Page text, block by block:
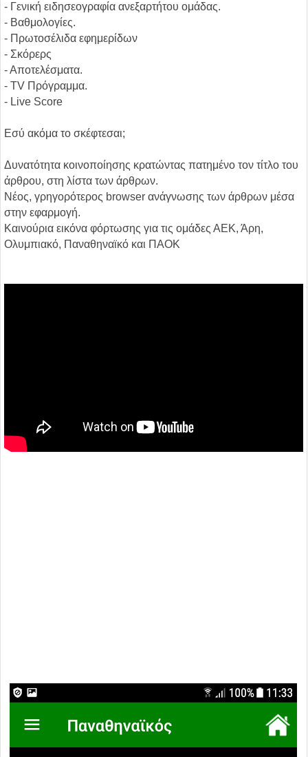
- Γενική ειδησεογραφία ανεξαρτήτου ομάδας.
- Βαθμολογίες.
- Πρωτοσέλιδα εφημερίδων
- Σκόρερς
- Αποτελέσματα.
- TV Πρόγραμμα.
- Live Score
Εσύ ακόμα το σκέφτεσαι;
Δυνατότητα κοινοποίησης κρατώντας πατημένο τον τίτλο του
άρθρου, στη λίστα των άρθρων.
Νέος, γρηγορότερος browser ανάγνωσης των άρθρων μέσα
στην εφαρμογή.
Καινούρια εικόνα φόρτωσης για τις ομάδες ΑΕΚ, Άρη,
Ολυμπιακό, Παναθηναϊκό και ΠΑΟΚ